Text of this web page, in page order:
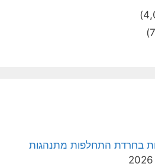
בחרדת התחלפות מתנהגות